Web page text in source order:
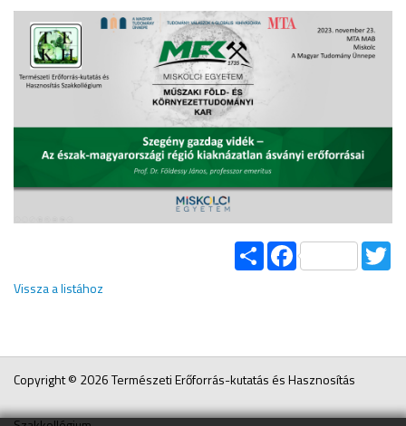
ShareFacebook
Vissza a listához
Copyright © 2026 Természeti Erőforrás-kutatás és Hasznosítás